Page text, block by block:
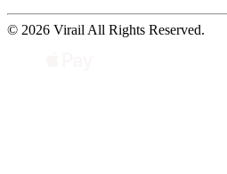
© 2026 Virail All Rights Reserved.